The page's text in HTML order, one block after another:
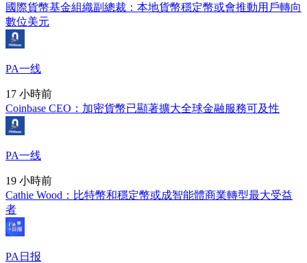
國際貨幣基金組織副總裁：本地貨幣穩定幣或會推動用戶轉向
數位美元
PA一线
17 小時前
Coinbase CEO：加密貨幣已顯著擴大全球金融服務可及性
PA一线
19 小時前
Cathie Wood：比特幣和穩定幣或成智能體商業轉型最大受益
者
PA日报